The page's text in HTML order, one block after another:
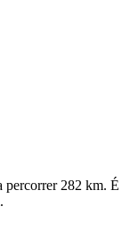
percorrer 282 km. É